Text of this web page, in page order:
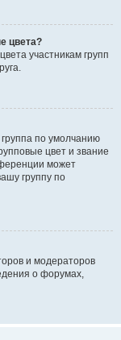
цвета?
участникам групп
по умолчанию
цвет и звание
может
группу по
и модераторов
о форумах,